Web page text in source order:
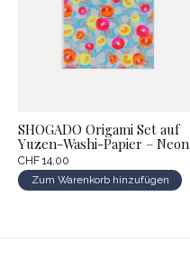
SHOGADO Origami Set auf
Yuzen-Washi-Papier – Neon
CHF 14,00
Zum Warenkorb hinzufügen